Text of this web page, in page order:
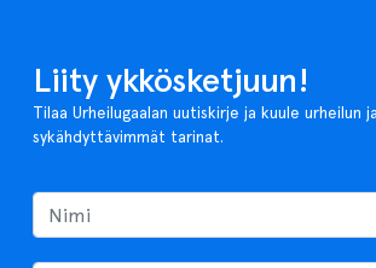
Liity ykkösketjuun!
Tilaa Urheilugaalan uutiskirje ja kuule urheilun
sykähdyttävimmät tarinat.